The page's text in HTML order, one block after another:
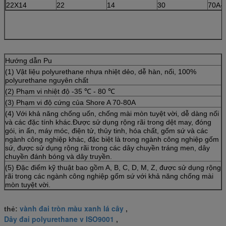
22X14
22 14 30 70A-
Hướng dẫn Pu
(1) Vật liệu polyurethane nhựa nhiệt dẻo, dễ hàn, nối, 100%
polyurethane nguyên chất
(2) Phạm vi nhiệt độ -35 ℃ - 80 ℃
(3) Phạm vi độ cứng của Shore A 70-80A
(4) Với khả năng chống uốn, chống mài mòn tuyệt vời, dễ dàng nối
và các đặc tính khác.Được sử dụng rộng rãi trong dệt may, đóng
gói, in ấn, máy móc, điện tử, thủy tinh, hóa chất, gốm sứ và các
ngành công nghiệp khác, đặc biệt là trong ngành công nghiệp gốm
sứ, được sử dụng rộng rãi trong các dây chuyền tráng men, dây
chuyền đánh bóng và dây truyền.
(5) Đặc điểm kỹ thuật bao gồm A, B, C, D, M, Z, được sử dụng rộng
rãi trong các ngành công nghiệp gốm sứ với khả năng chống mài
mòn tuyệt vời.
thẻ: vành đai tròn màu xanh lá cây ,
Dây đai polyurethane v ISO9001 ,